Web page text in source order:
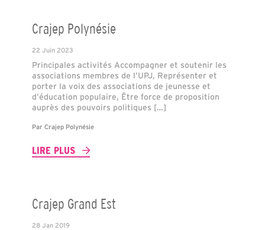
Crajep Polynésie
22 Juin 2023
Principales activités Accompagner et soutenir les
associations membres de l’UPJ, Représenter et
porter la voix des associations de jeunesse et
d’éducation populaire, Être force de proposition
auprès des pouvoirs politiques […]
Par Crajep Polynésie
LIRE PLUS
Crajep Grand Est
28 Jan 2019